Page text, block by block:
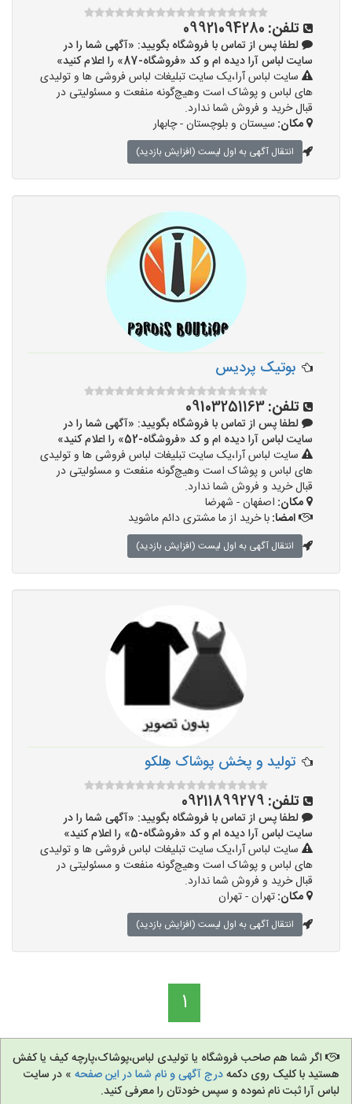
تلفن: 09921094280
لطفا پس از تماس با فروشگاه بگویید: «آگهی شما را در
سایت لباس آرا دیده ام و کد «فروشگاه-87» را اعلام کنید»
سایت لباس آرا،یک سایت تبلیغات لباس فروشی ها و تولیدی
های لباس و پوشاک است وهیچ‌گونه منفعت و مسئولیتی در
قبال خرید و فروش شما ندارد.
مکان: سیستان و بلوچستان - چابهار
انتقال آگهی به اول لیست (افزایش بازدید)
بوتیک پردیس
تلفن:09103251163
لطفا پس از تماس با فروشگاه بگویید: «آگهی شما را در
سایت لباس آرا دیده ام و کد «فروشگاه-52» را اعلام کنید»
سایت لباس آرا،یک سایت تبلیغات لباس فروشی ها و تولیدی
های لباس و پوشاک است وهیچ‌گونه منفعت و مسئولیتی در
قبال خرید و فروش شما ندارد.
مکان: اصفهان - شهرضا
امضا:با خرید از ما مشتری دائم ماشوید
انتقال آگهی به اول لیست (افزایش بازدید)
تولید و پخش پوشاک هِلکو
تلفن: 09211899279
لطفا پس از تماس با فروشگاه بگویید: «آگهی شما را در
سایت لباس آرا دیده ام و کد «فروشگاه-5» را اعلام کنید»
سایت لباس آرا،یک سایت تبلیغات لباس فروشی ها و تولیدی
های لباس و پوشاک است وهیچ‌گونه منفعت و مسئولیتی در
قبال خرید و فروش شما ندارد.
مکان:تهران - تهران
انتقال آگهی به اول لیست (افزایش بازدید)
1
اگر شما هم صاحب فروشگاه یا تولیدی لباس،پوشاک،پارچه کیف یا کفش
هستید با کلیک روی دکمهدرج آگهی و نام شما در این صفحه » در سایت
لباس آرا ثبت نام نموده و سپس خودتان را معرفی کنید.